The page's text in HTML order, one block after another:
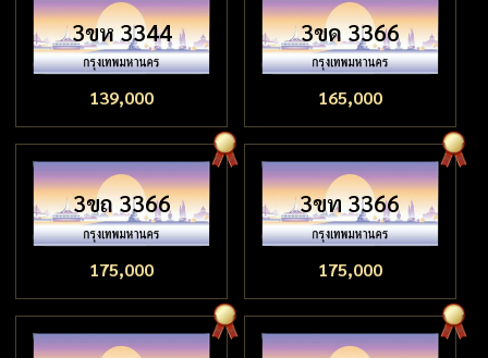
3ขห 3344
139,000
3ขด 3366
165,000
3ขถ 3366
175,000
3ขท 3366
175,000